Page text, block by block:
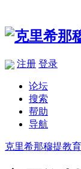
注册 登录
论坛
搜索
帮助
导航
克里希那穆提教